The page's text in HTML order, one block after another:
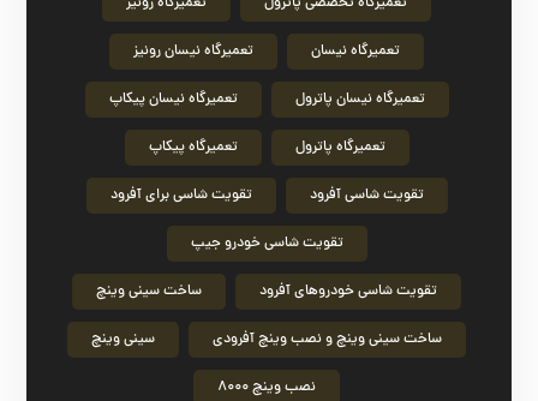
تعمیرگاه نیسان تعمیرگاه نیسان رونیز
تعمیرگاه نیسان پاترول تعمیرگاه نیسان پیکاپ
تعمیرگاه پاترول تعمیرگاه پیکاپ
تقویت شاسی آفرود تقویت شاسی برای آفرود
تقویت شاسی خودرو جیپ
تقویت شاسی خودروهای آفرود ساخت سینی وینچ
ساخت سینی وینچ و نصب وینچ آفرودی سینی وینچ
نصب وینچ ۸۰۰۰